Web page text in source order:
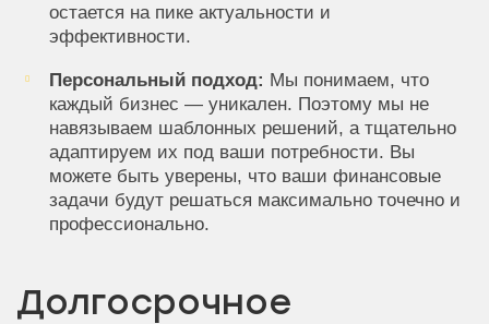
остается на пике актуальности и
эффективности.
Персональный подход: Мы понимаем, что
каждый бизнес — уникален. Поэтому мы не
навязываем шаблонных решений, а тщательно
адаптируем их под ваши потребности. Вы
можете быть уверены, что ваши финансовые
задачи будут решаться максимально точечно и
профессионально.
Долгосрочное